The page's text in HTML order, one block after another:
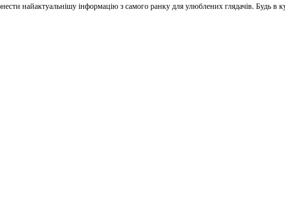
найактуальнішу інформацію з самого ранку для улюблених глядачів. Будь в